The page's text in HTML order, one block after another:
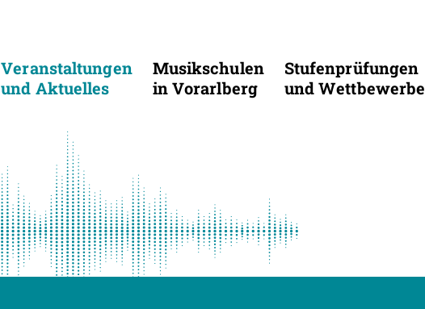
Veranstaltungen
und Aktuelles
Musikschulen
in Vorarlberg
Stufenprüfungen
und Wettbewerbe